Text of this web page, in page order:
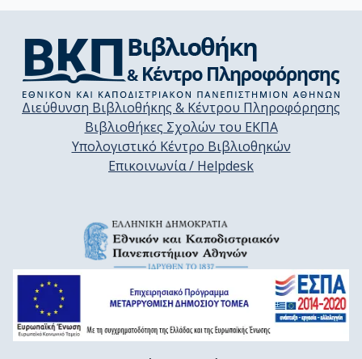
Διεύθυνση Βιβλιοθήκης & Κέντρου Πληροφόρησης
Βιβλιοθήκες Σχολών του ΕΚΠΑ
Υπολογιστικό Κέντρο Βιβλιοθηκών
Επικοινωνία / Helpdesk